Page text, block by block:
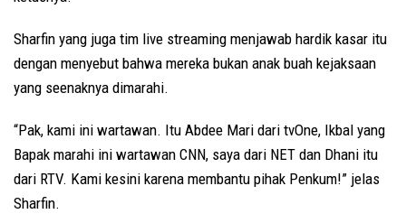
Sharfin yang juga tim live streaming menjawab hardik kasar itu
dengan menyebut bahwa mereka bukan anak buah kejaksaan
yang seenaknya dimarahi.
“Pak, kami ini wartawan. Itu Abdee Mari dari tvOne, Ikbal yang
Bapak marahi ini wartawan CNN, saya dari NET dan Dhani itu
dari RTV. Kami kesini karena membantu pihak Penkum!” jelas
Sharfin.